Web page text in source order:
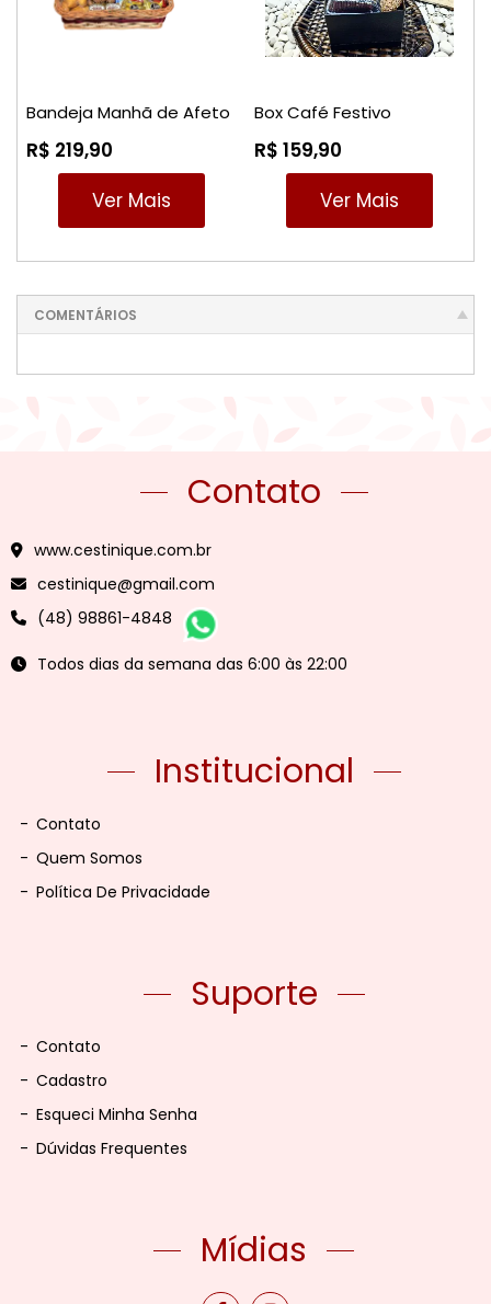
Bandeja Manhã de Afeto
R$ 219,90
Ver Mais
Box Café Festivo
R$ 159,90
Ver Mais
COMENTÁRIOS
Contato
www.cestinique.com.br
cestinique@gmail.com
(48) 98861-4848
Todos dias da semana das 6:00 às 22:00
Institucional
- Contato
- Quem Somos
- Política De Privacidade
Suporte
- Contato
- Cadastro
- Esqueci Minha Senha
- Dúvidas Frequentes
Mídias